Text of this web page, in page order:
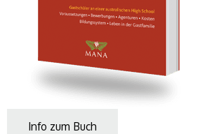
Info zum Buch